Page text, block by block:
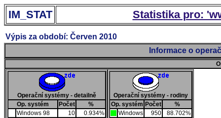
IM_STAT Statistika pro:
Výpis za období: Červen 2010
Informace o
Operační systémy - detailně
Op. systém
Počet
%
Windows 98
10
0.934%
Operační systémy - rodiny
Op. systém Počet
%
Windows
950
88.702%